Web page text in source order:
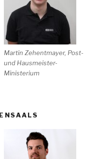
Martin Zehentmayer, Post-
und Hausmeister-
Ministerium